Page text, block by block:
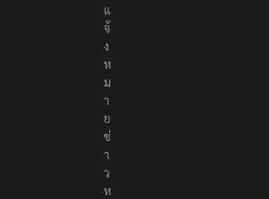
แ
จ้
ง
ห
ม
า
ย
ข่
า
ว
ห